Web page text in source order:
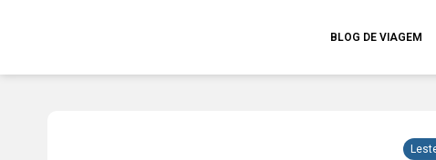
BLOG DE VIAGEM